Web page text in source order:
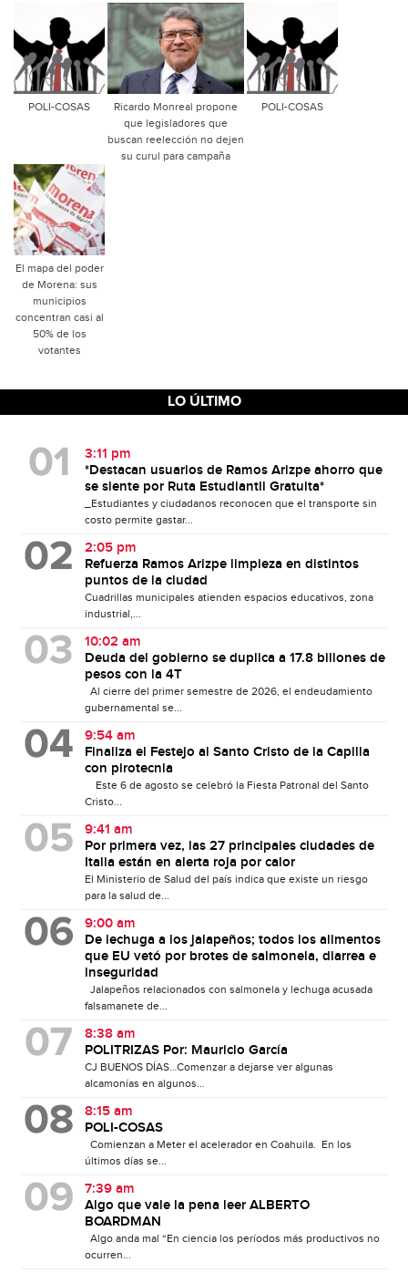
POLI-COSAS
Ricardo Monreal propone
que legisladores que
buscan reelección no dejen
su curul para campaña
POLI-COSAS
El mapa del poder
de Morena: sus
municipios
concentran casi al
50% de los
votantes
LO ÚLTIMO
3:11 pm
*Destacan usuarios de Ramos Arizpe ahorro que
se siente por Ruta Estudiantil Gratuita*
_Estudiantes y ciudadanos reconocen que el transporte sin
costo permite gastar...
2:05 pm
Refuerza Ramos Arizpe limpieza en distintos
puntos de la ciudad
Cuadrillas municipales atienden espacios educativos, zona
industrial,...
10:02 am
Deuda del gobierno se duplica a 17.8 billones de
pesos con la 4T
Al cierre del primer semestre de 2026, el endeudamiento
gubernamental se...
9:54 am
Finaliza el Festejo al Santo Cristo de la Capilla
con pirotecnia
Este 6 de agosto se celebró la Fiesta Patronal del Santo
Cristo...
9:41 am
Por primera vez, las 27 principales ciudades de
Italia están en alerta roja por calor
El Ministerio de Salud del país indica que existe un riesgo
para la salud de...
9:00 am
De lechuga a los jalapeños; todos los alimentos
que EU vetó por brotes de salmonela, diarrea e
inseguridad
Jalapeños relacionados con salmonela y lechuga acusada
falsamanete de...
8:38 am
POLITRIZAS Por: Mauricio García
CJ BUENOS DÍAS…Comenzar a dejarse ver algunas
alcamonías en algunos...
8:15 am
POLI-COSAS
Comienzan a Meter el acelerador en Coahuila. En los
últimos días se...
7:39 am
Algo que vale la pena leer ALBERTO
BOARDMAN
Algo anda mal “En ciencia los períodos más productivos no
ocurren...